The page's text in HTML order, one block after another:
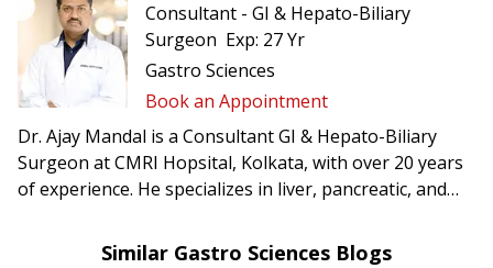
Consultant - GI & Hepato-Biliary
Surgeon Exp: 27 Yr
Gastro Sciences
Book an Appointment
Dr. Ajay Mandal is a Consultant GI & Hepato-Biliary
Surgeon at CMRI Hopsital, Kolkata, with over 20 years
of experience. He specializes in liver, pancreatic, and
including laparoscopic and robotic procedures.
Similar Gastro Sciences Blogs